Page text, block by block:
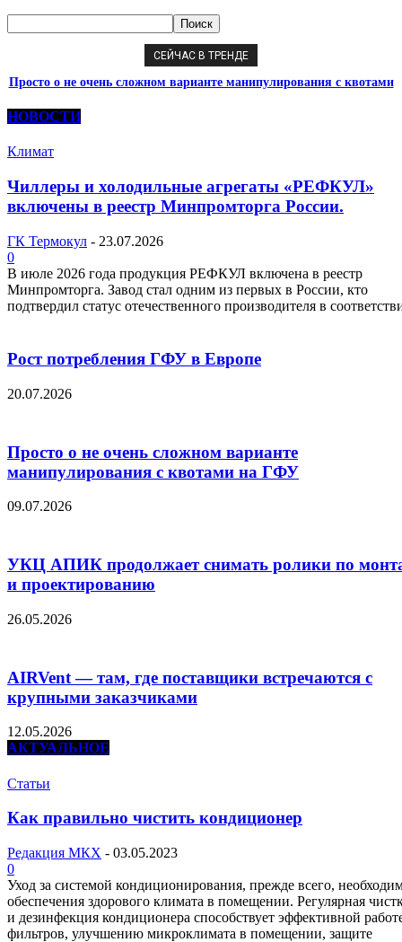
СЕЙЧАС В ТРЕНДЕ
Просто о не очень сложном варианте манипулирования с квотами
НОВОСТИ
Климат
Чиллеры и холодильные агрегаты «РЕФКУЛ»
включены в реестр Минпромторга России.
ГК Термокул - 23.07.2026
0
В июле 2026 года продукция РЕФКУЛ включена в реестр
Минпромторга. Завод стал одним из первых в России, кто
подтвердил статус отечественного производителя в
Рост потребления ГФУ в Европе
20.07.2026
Просто о не очень сложном варианте
манипулирования с квотами на ГФУ
09.07.2026
УКЦ АПИК продолжает снимать ролики по
и проектированию
26.05.2026
AIRVent — там, где поставщики встречаются с
крупными заказчиками
12.05.2026
АКТУАЛЬНОЕ
Статьи
Как правильно чистить кондиционер
Редакция МКХ - 03.05.2023
0
Уход за системой кондиционирования, прежде всего,
обеспечения здорового климата в помещении. Регулярная
и дезинфекция кондиционера способствует эффективной
фильтров, улучшению микроклимата в помещении, защите